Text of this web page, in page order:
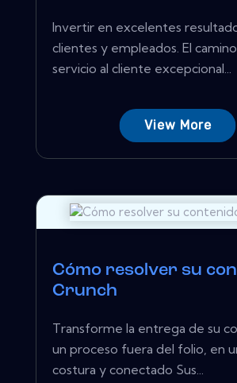
Invertir en excelentes
clientes y empleados. El
servicio al cliente excepcional...
View More
Cómo resolver su
Crunch
Transforme la entrega de su
un proceso fuera del folio, en
costura y conectado Sus...